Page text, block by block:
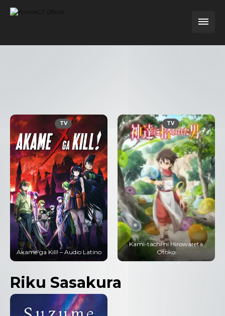
TV
Akame ga Kill! – Audio Latino
TV
Kami-tachi ni Hirowareta
Otoko
Riku Sasakura